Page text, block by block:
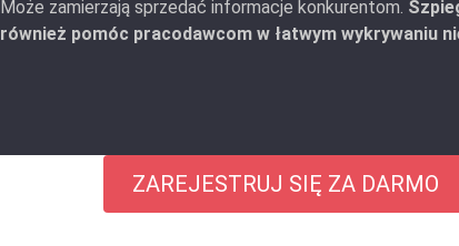
Może zamierzają sprzedać informacje konkurentom.
również pomóc pracodawcom w łatwym wykrywaniu
ZAREJESTRUJ SIĘ ZA DARMO